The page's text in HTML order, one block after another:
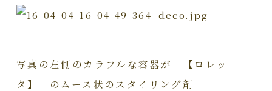
写真の左側のカラフルな容器が 【ロレッ
タ】 のムース状のスタイリング剤